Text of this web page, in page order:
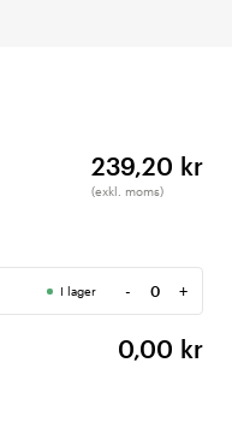
239,20 kr
(exkl. moms)
I lager -
Antal
+
0,00 kr